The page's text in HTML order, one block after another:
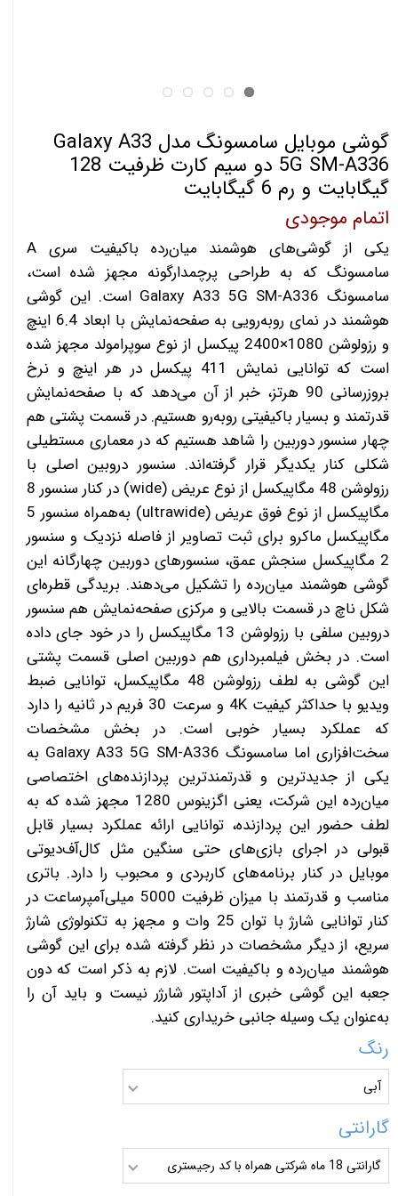
گوشی موبایل سامسونگ مدل Galaxy A33
5G SM-A336 دو سیم کارت ظرفیت 128
گیگابایت و رم 6 گیگابایت
اتمام موجودی
یکی از گوشی‌های هوشمند میان‌رده با‌کیفیت سری A
سامسونگ که به طراحی پرچمدارگونه مجهز شده است،
سامسونگ Galaxy A33 5G SM-A336 است. این گوشی
هوشمند در نمای رو‌به‌رویی به صفحه‌نمایش با ابعاد 6.4 اینچ
و رزولوشن 1080×2400 پیکسل از نوع سوپرامولد مجهز شده
است که توانایی نمایش 411 پیکسل در هر اینچ و نرخ
بروزرسانی 90 هرتز، خبر از آن می‌دهد که با صفحه‌نمایش
قدرتمند و بسیار با‌کیفیتی رو‌به‌رو هستیم. در قسمت پشتی هم
چهار سنسور دوربین را شاهد هستیم که در معماری مستطیلی
شکلی کنار یکدیگر قرار گرفته‌اند. سنسور دروبین اصلی با
رزولوشن 48 مگاپیکسل از نوع عریض (wide) در کنار سنسور 8
مگاپیکسل از نوع فوق عریض (ultrawide) به‌همراه سنسور 5
مگاپیکسل ماکرو برای ثبت تصاویر از فاصله نزدیک و سنسور
2 مگاپیکسل سنجش عمق، سنسور‌های دوربین چهارگانه این
گوشی هوشمند میان‌رده را تشکیل می‌دهند. بریدگی قطره‌ای
شکل ناچ در قسمت بالایی و مرکزی صفحه‌نمایش هم سنسور
دروبین سلفی با رزولوشن 13 مگاپیکسل را در خود جای داده
است. در بخش فیلمبرداری هم دوربین اصلی قسمت پشتی
این گوشی به لطف رزولوشن 48 مگاپیکسل، توانایی ضبط
ویدیو با حداکثر کیفیت 4K و سرعت 30 فریم در ثانیه را دارد
که عملکرد بسیار خوبی است. در بخش مشخصات
سخت‌افزاری اما سامسونگ Galaxy A33 5G SM-A336 به
یکی از جدید‌ترین و قدرتمند‌ترین پردازنده‌های اختصاصی
میان‌رده این شرکت، یعنی اگزینوس 1280 مجهز شده که به
لطف حضور این پردازنده، توانایی ارائه عملکرد بسیار قابل
قبولی در اجرای بازی‌های حتی سنگین مثل کال‌آف‌دیوتی
موبایل در کنار برنامه‌های کاربردی و محبوب را دارد. باتری
مناسب و قدرتمند با میزان ظرفیت 5000 میلی‌آمپر‌ساعت در
کنار توانایی شارژ با توان 25 وات و مجهز به تکنولوژی شارژ
سریع، از دیگر مشخصات در نظر گرفته شده برای این گوشی
هوشمند میان‌رده و با‌کیفیت است. لازم به ذکر است که دون
جعبه این گوشی خبری از آداپتور شارژر نیست و باید آن را
به‌عنوان یک وسیله جانبی خریداری کنید.
رنگ
آبی
گارانتی
گارانتی 18 ماه شرکتی همراه با کد رجیستری